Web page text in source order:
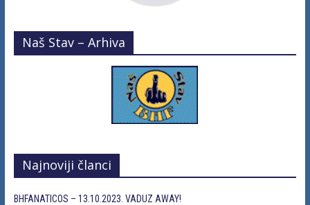
Naš Stav – Arhiva
Najnoviji članci
BHFANATICOS – 13.10.2023. VADUZ AWAY!